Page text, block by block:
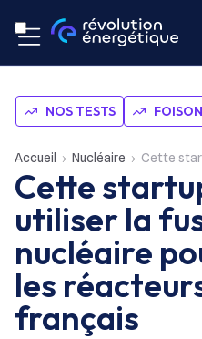
NOS TESTS
Accueil Nucléaire Cette startup veut
Cette
utiliser la
nucléaire
les
français